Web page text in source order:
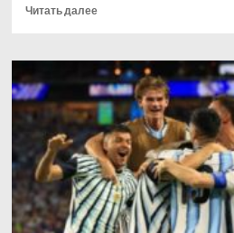
Читать далееПрочитать
Бобровский
признался,
что
взволнован
своим
переходом
в
«Торонто»